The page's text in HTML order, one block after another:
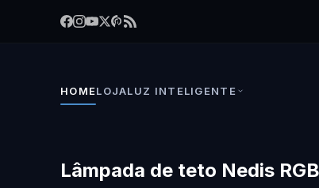
HOMELOJALUZ INTELIGENTE
Lâmpada de teto Nedis